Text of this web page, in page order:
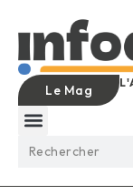
Le Mag